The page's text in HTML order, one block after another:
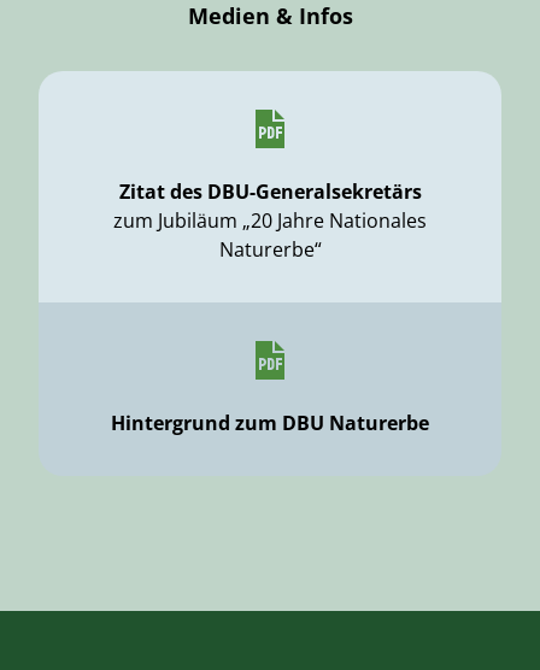
Medien & Infos
Zitat des DBU-Generalsekretärs
zum Jubiläum „20 Jahre Nationales
Naturerbe“
Hintergrund zum DBU Naturerbe